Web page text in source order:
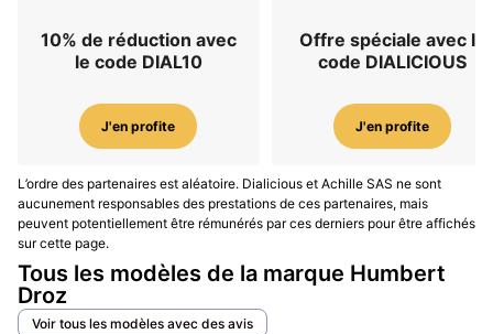
10% de réduction avec
le code DIAL10
J'en profite
Offre spéciale avec le
code DIALICIOUS
J'en profite
L’ordre des partenaires est aléatoire. Dialicious et Achille SAS ne sont
aucunement responsables des prestations de ces partenaires, mais
peuvent potentiellement être rémunérés par ces derniers pour être affichés
sur cette page.
Tous les modèles de la marque Humbert
Droz
Voir tous les modèles avec des avis